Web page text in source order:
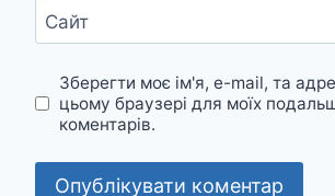
Сайт
Зберегти моє ім'я, e-mail, та
цьому браузері для моїх
коментарів.